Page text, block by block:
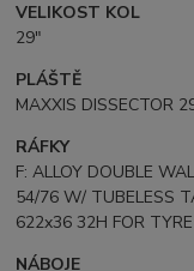
VELIKOST KOL
29"
PLÁŠTĚ
MAXXIS DISSECTOR
RÁFKY
F: ALLOY DOUBLE
54/76 W/ TUBELESS
622x36 32H FOR
NÁBOJE